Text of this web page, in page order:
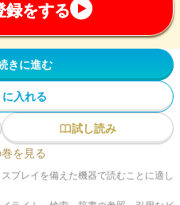
録をする
きに進む
入れる
試し読み
を見る
プレイを備えた機器で読むことに適し